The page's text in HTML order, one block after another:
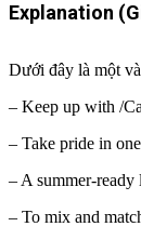
Explanation
Dưới đây là một
– Keep up with /
– Take pride in
– A summer-ready
– To mix and